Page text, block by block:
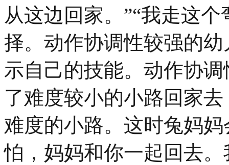
从这边回家。”“我走这
择。动作协调性较强的
示自己的技能。动作协
了难度较小的小路回家
难度的小路。这时兔妈
怕，妈妈和你一起回去